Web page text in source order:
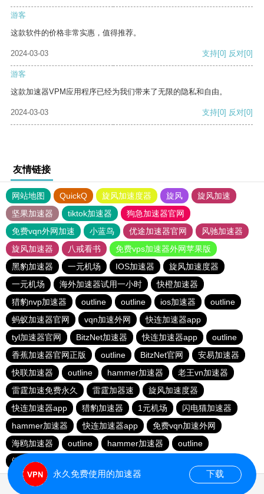
游客
这款软件的价格非常实惠，值得推荐。
2024-03-03 支持[0] 反对[0]
游客
这款加速器VPM应用程序已经为我们带来了无限的隐私和自由。
2024-03-03 支持[0] 反对[0]
友情链接
网站地图 QuickQ 旋风加速度器 旋风
旋风加速
坚果加速器
tiktok加速器
狗急加速器官网
免费vqn外网加速
小蓝鸟 优途加速器官网
风驰加速器
旋风加速器
八戒看书
免费vps加速器外网苹果版
黑豹加速器
一元机场 IOS加速器
旋风加速度器
一元机场
海外加速器试用一小时
快橙加速器
猎豹nvp加速器
outline outline ios加速器
outline
蚂蚁加速器官网
vqn加速外网
快连加速器app
tyl加速器官网
BitzNet加速器 快连加速器app
outline
香蕉加速器官网正版
outline BitzNet官网
安易加速器
快联加速器
outline hammer加速器
老王vn加速器
雷霆加速免费永久
雷霆加器速
旋风加速度器
快连加速器app
猎豹加速器 1元机场
闪电猫加速器
hammer加速器
快连加速器app
免费vqn加速外网
海鸥加速器
outline hammer加速器
outline
闪电猫加速器
永久免费使用的加速器 下载